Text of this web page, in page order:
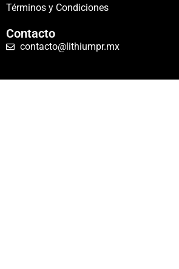
Términos y Condiciones
Contacto
contacto@lithiumpr.mx